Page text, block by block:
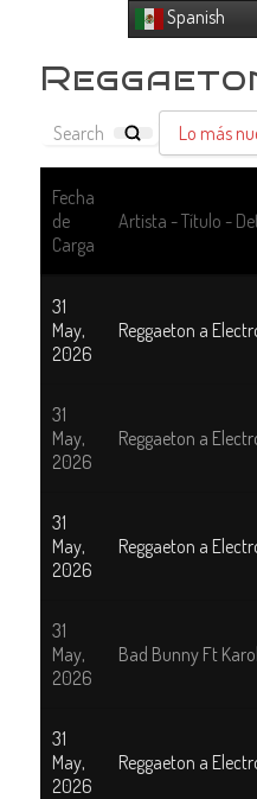
Lo más
Ordenar
Fecha
de
Carga
Artista - Título -
31
May,
2026
Reggaeton a
31
May,
2026
Reggaeton a
31
May,
2026
Reggaeton a
31
May,
2026
Bad Bunny Ft
31
May,
2026
Reggaeton a
Spanish